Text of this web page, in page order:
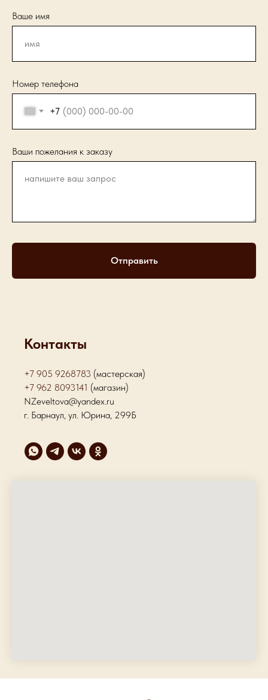
Ваше имя
Номер телефона
+7
Ваши пожелания к заказу
Отправить
Контакты
+7 905 9268783 (мастерская)
+7 962 8093141 (магазин)
NZeveltova@yandex.ru
г. Барнаул, ул. Юрина, 299Б